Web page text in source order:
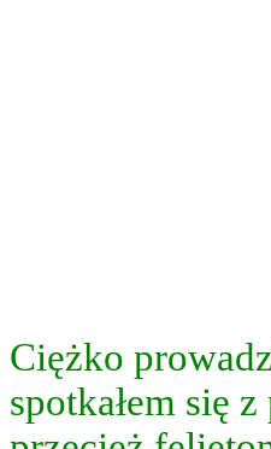
Ciężko
spotkałem się